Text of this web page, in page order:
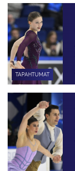
TAPAHTUMAT